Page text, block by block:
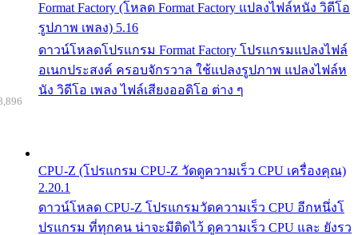
Format Factory (โหลด Format Factory แปลงไฟล์หนัง วิดีโอ
รูปภาพ เพลง) 5.16
ดาวน์โหลดโปรแกรม Format Factory โปรแกรมแปลงไฟล์
อเนกประสงค์ ครอบจักรวาล ใช้แปลงรูปภาพ แปลงไฟล์ห
นัง วิดีโอ เพลง ไฟล์เสียงออดิโอ ต่าง ๆ
CPU-Z (โปรแกรม CPU-Z วัดดูความเร็ว CPU เครื่องคุณ)
2.20.1
ดาวน์โหลด CPU-Z โปรแกรมวัดความเร็ว CPU อีกหนึ่งโ
ปรแกรม ที่ทุกคน น่าจะมีติดไว้ ดูความเร็ว CPU และ ยังรว